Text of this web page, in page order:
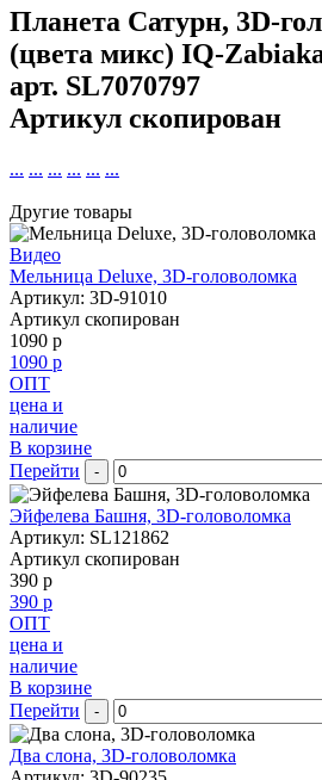
Планета Сатурн, 3D-
(цвета микс) IQ-
арт. SL7070797
Артикул скопирован
... ... ... ... ... ...
Другие товары
Видео
Мельница Deluxe, 3D-головоломка
Артикул: 3D-91010
Артикул скопирован
1090 р
1090 р
ОПТ
цена и
наличие
В корзине
Перейти
-
Эйфелева Башня, 3D-головоломка
Артикул: SL121862
Артикул скопирован
390 р
390 р
ОПТ
цена и
наличие
В корзине
Перейти
-
Два слона, 3D-головоломка